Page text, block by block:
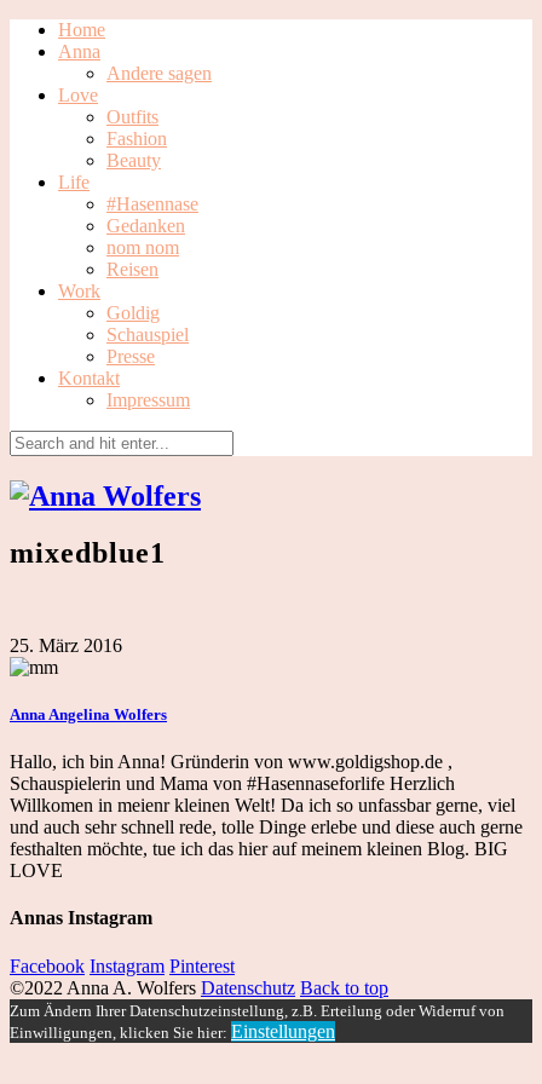
Home
Anna
Andere sagen
Love
Outfits
Fashion
Beauty
Life
#Hasennase
Gedanken
nom nom
Reisen
Work
Goldig
Schauspiel
Presse
Kontakt
Impressum
mixedblue1
25. März 2016
Anna Angelina Wolfers
Hallo, ich bin Anna! Gründerin von www.goldigshop.de ,
Schauspielerin und Mama von #Hasennaseforlife Herzlich
Willkomen in meienr kleinen Welt! Da ich so unfassbar gerne, viel
und auch sehr schnell rede, tolle Dinge erlebe und diese auch gerne
festhalten möchte, tue ich das hier auf meinem kleinen Blog. BIG
LOVE
Annas Instagram
Facebook Instagram Pinterest
©2022 Anna A. Wolfers Datenschutz Back to top
Zum Ändern Ihrer Datenschutzeinstellung, z.B. Erteilung oder Widerruf von
Einwilligungen, klicken Sie hier: Einstellungen